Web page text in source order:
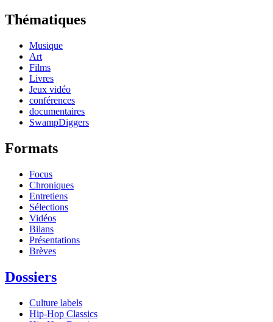
Thématiques
Musique
Art
Films
Livres
Jeux vidéo
conférences
documentaires
SwampDiggers
Formats
Focus
Chroniques
Entretiens
Sélections
Vidéos
Bilans
Présentations
Brèves
Dossiers
Culture labels
Hip-Hop Classics